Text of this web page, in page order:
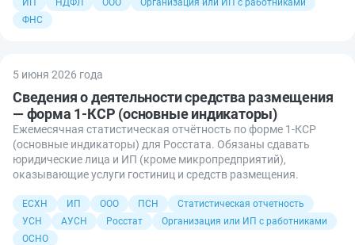
ИП НДФЛ ООО
Организация или ИП с работниками
ФНС
5 июня 2026 года
Сведения о деятельности средства размещения
— форма 1-КСР (основные индикаторы)
Ежемесячная статистическая отчётность по форме 1-КСР
(основные индикаторы) для Росстата. Обязаны сдавать
юридические лица и ИП (кроме микропредприятий),
оказывающие услуги гостиниц и средств размещения.
ЕСХН ИП ООО ПСН
Статистическая отчетность
УСН
АУСН Росстат
Организация или ИП с работниками
ОСНО